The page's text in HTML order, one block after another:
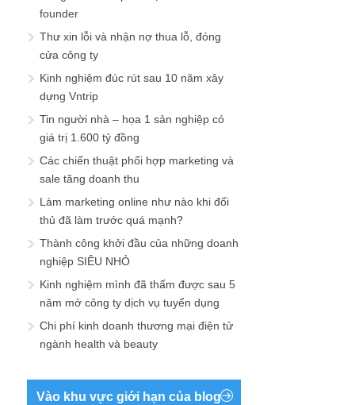
founder
Thư xin lỗi và nhận nợ thua lỗ, đóng
cửa công ty
Kinh nghiệm đúc rút sau 10 năm xây
dựng Vntrip
Tin người nhà – họa 1 sản nghiệp có
giá trị 1.600 tỷ đồng
Các chiến thuật phối hợp marketing và
sale tăng doanh thu
Làm marketing online như nào khi đối
thủ đã làm trước quá mạnh?
Thành công khởi đầu của những doanh
nghiệp SIÊU NHỎ
Kinh nghiệm mình đã thấm được sau 5
năm mở công ty dịch vụ tuyển dụng
Chi phí kinh doanh thương mại điện tử
ngành health và beauty
Vào khu vực giới hạn của blog